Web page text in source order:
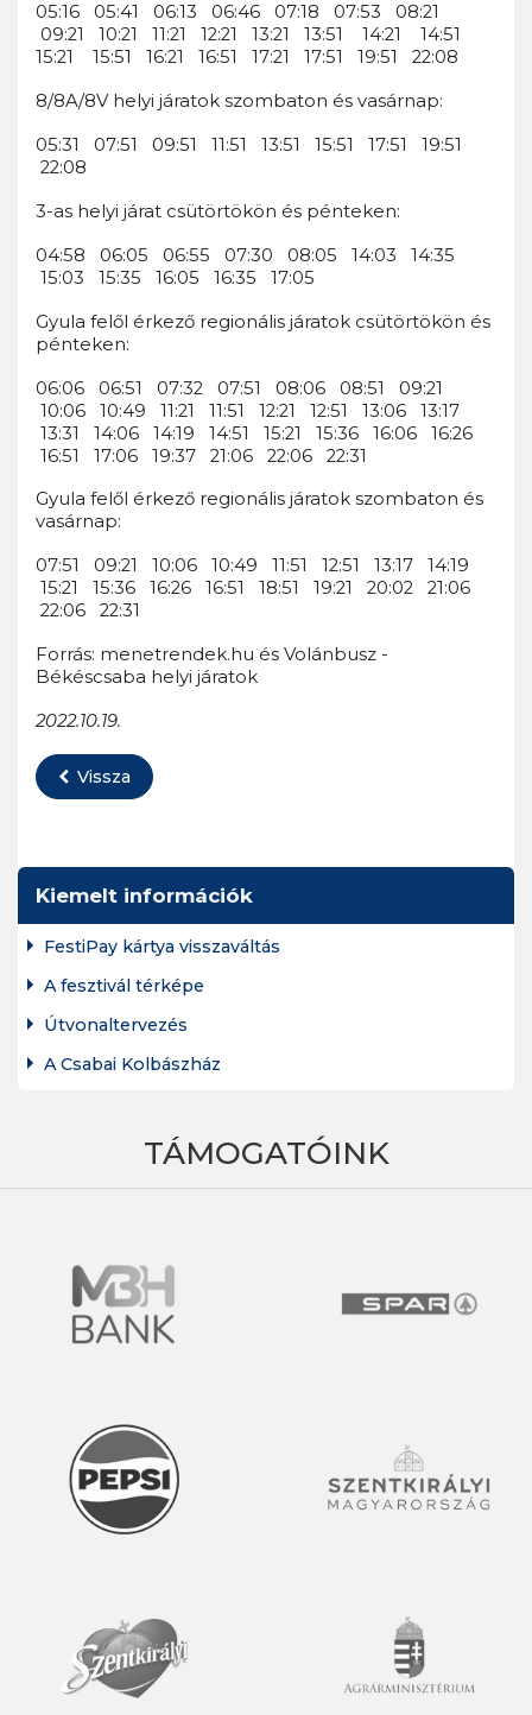
05:16 05:41 06:13 06:46 07:18 07:53 08:21
09:21 10:21 11:21 12:21 13:21 13:51 14:21 14:51
15:21 15:51 16:21 16:51 17:21 17:51 19:51 22:08
8/8A/8V helyi járatok szombaton és vasárnap:
05:31 07:51 09:51 11:51 13:51 15:51 17:51 19:51
22:08
3-as helyi járat csütörtökön és pénteken:
04:58 06:05 06:55 07:30 08:05 14:03 14:35
15:03 15:35 16:05 16:35 17:05
Gyula felől érkező regionális járatok csütörtökön és
pénteken:
06:06 06:51 07:32 07:51 08:06 08:51 09:21
10:06 10:49 11:21 11:51 12:21 12:51 13:06 13:17
13:31 14:06 14:19 14:51 15:21 15:36 16:06 16:26
16:51 17:06 19:37 21:06 22:06 22:31
Gyula felől érkező regionális járatok szombaton és
vasárnap:
07:51 09:21 10:06 10:49 11:51 12:51 13:17 14:19
15:21 15:36 16:26 16:51 18:51 19:21 20:02 21:06
22:06 22:31
Forrás: menetrendek.hu és Volánbusz -
Békéscsaba helyi járatok
2022.10.19.
Vissza
Kiemelt információk
FestiPay kártya visszaváltás
A fesztivál térképe
Útvonaltervezés
A Csabai Kolbászház
TÁMOGATÓINK